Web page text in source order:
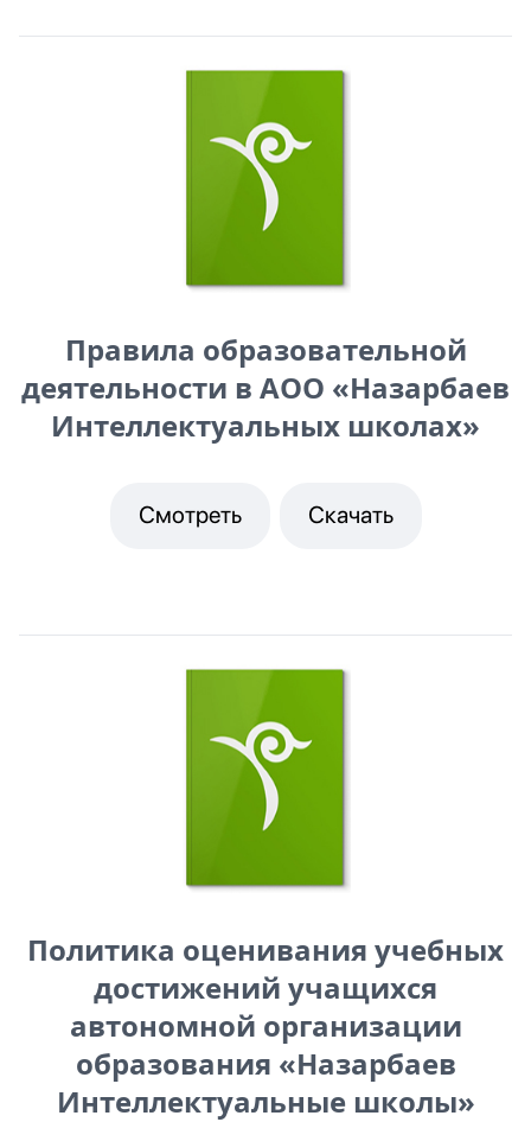
Правила образовательной
деятельности в АОО «Назарбаев
Интеллектуальных школах»
Смотреть Скачать
Политика оценивания учебных
достижений учащихся
автономной организации
образования «Назарбаев
Интеллектуальные школы»